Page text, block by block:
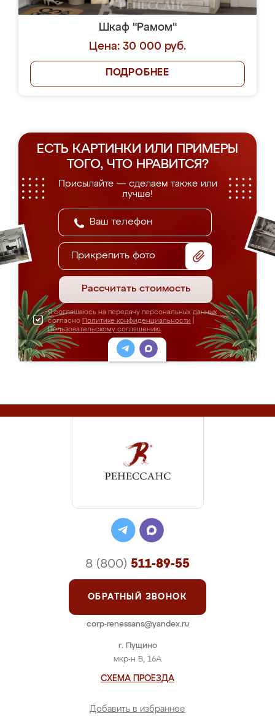
Шкаф "Рамом"
Цена: 30 000 руб.
ПОДРОБНЕЕ
ЕСТЬ КАРТИНКИ ИЛИ ПРИМЕРЫ
ТОГО, ЧТО НРАВИТСЯ?
Присылайте — сделаем также или
лучше!
Прикрепить фото
Рассчитать стоимость
Я соглашаюсь на передачу персональных данных
согласно Политике конфиденциальности
Пользовательскому соглашению
г. Пущино
мкр-н В, 16А
СХЕМА ПРОЕЗДА
Добавить в избранное
8 (800) 511-89-55
ОБРАТНЫЙ ЗВОНОК
corp-renessans@yandex.ru